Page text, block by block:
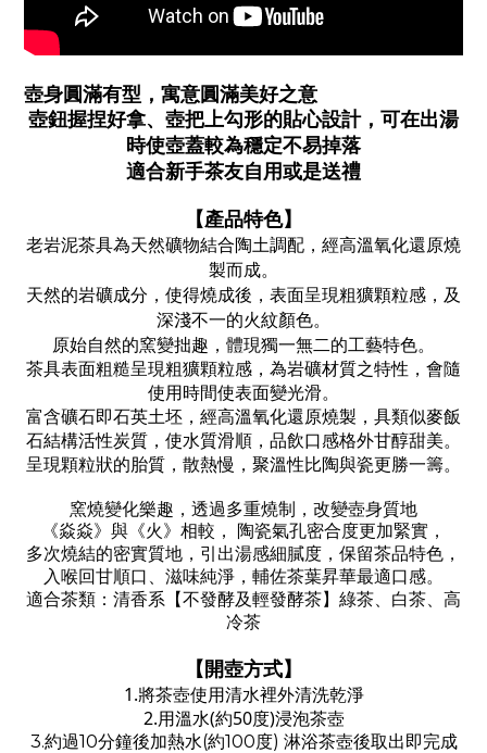
壺身圓滿有型，寓意圓滿美好之意
壺鈕握捏好拿、壺把上勾形的貼心設計，可在出湯
時使壺蓋較為穩定不易掉落
適合新手茶友自用或是送禮
【產品特色】
老岩泥茶具為天然礦物結合陶土調配，經高溫氧化還原燒
製而成。
天然的岩礦成分，使得燒成後，表面呈現粗獷顆粒感，及
深淺不一的火紋顏色。
原始自然的窯變拙趣，體現獨一無二的工藝特色。
茶具表面粗糙呈現粗獷顆粒感，為岩礦材質之特性，會隨
使用時間使表面變光滑。
富含礦石即石英土坯，經高溫氧化還原燒製，具類似麥飯
石結構活性炭質，使水質滑順，品飲口感格外甘醇甜美。
呈現顆粒狀的胎質，散熱慢，聚溫性比陶與瓷更勝一籌。
窯燒變化樂趣，透過多重燒制，改變壺身質地
《焱焱》與《火》相較， 陶瓷氣孔密合度更加緊實，
多次燒結的密實質地，引出湯感細膩度，保留茶品特色，
入喉回甘順口、滋味純淨，輔佐茶葉昇華最適口感。
適合茶類： 清香系【不發酵及輕發酵茶】綠茶、白茶、高
冷茶
【開壺方式】
1.將茶壺使用清水裡外清洗乾淨
2.用溫水(約50度)浸泡茶壺
3.約過10分鐘後加熱水(約100度) 淋浴茶壺後取出即完成